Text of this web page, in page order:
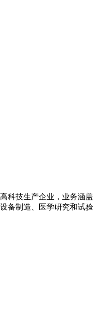
科技生产企业，业务涵盖
备制造、医学研究和试验